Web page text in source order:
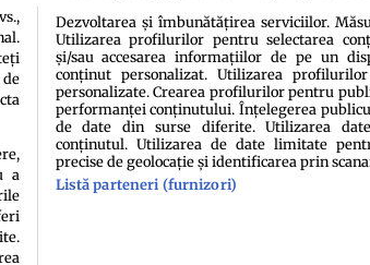
de cookiesTermeni şi condiţii Echipa redacțională
a
Dezvoltarea și îmbunătățirea serviciilor.
Utilizarea profilurilor pentru selectarea
și/sau accesarea informațiilor de pe un
conținut personalizat. Utilizarea
personalizate. Crearea profilurilor pentru
performanței conținutului. Înțelegerea
de date din surse diferite. Utilizarea
conținutul. Utilizarea de date limitate
precise de geolocație și identificarea prin
Listă parteneri (furnizori)